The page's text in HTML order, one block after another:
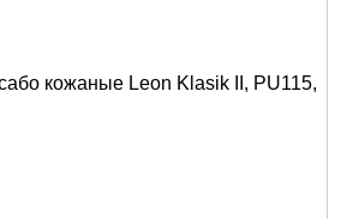
кожаные Leon Klasik II, PU115,